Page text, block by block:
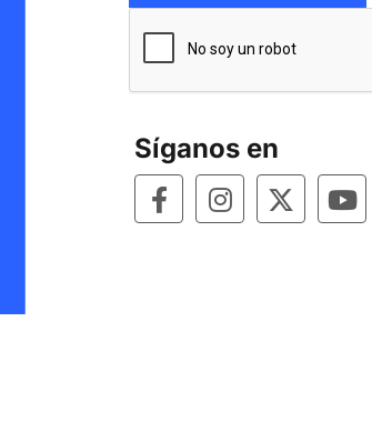
Síganos en